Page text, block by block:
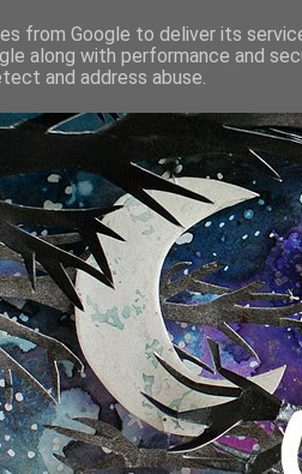
from Google to deliver its
along with performance and
and address abuse.